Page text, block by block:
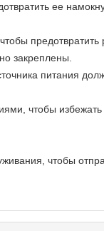
ее
предотвратить
закреплены.
питания
чтобы избежать
чтобы